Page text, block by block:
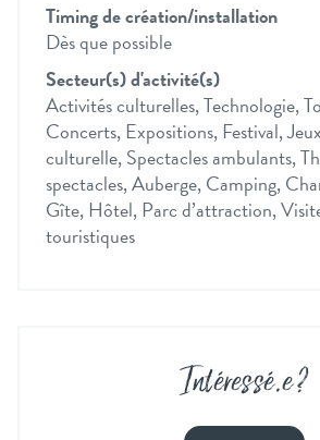
Timing de création/installation
Dès que possible
Secteur(s) d'activité(s)
Activités culturelles, Technologie,
Concerts, Expositions, Festival,
culturelle, Spectacles ambulants,
spectacles, Auberge, Camping,
Gîte, Hôtel, Parc d’attraction,
touristiques
Intéressé.e ?